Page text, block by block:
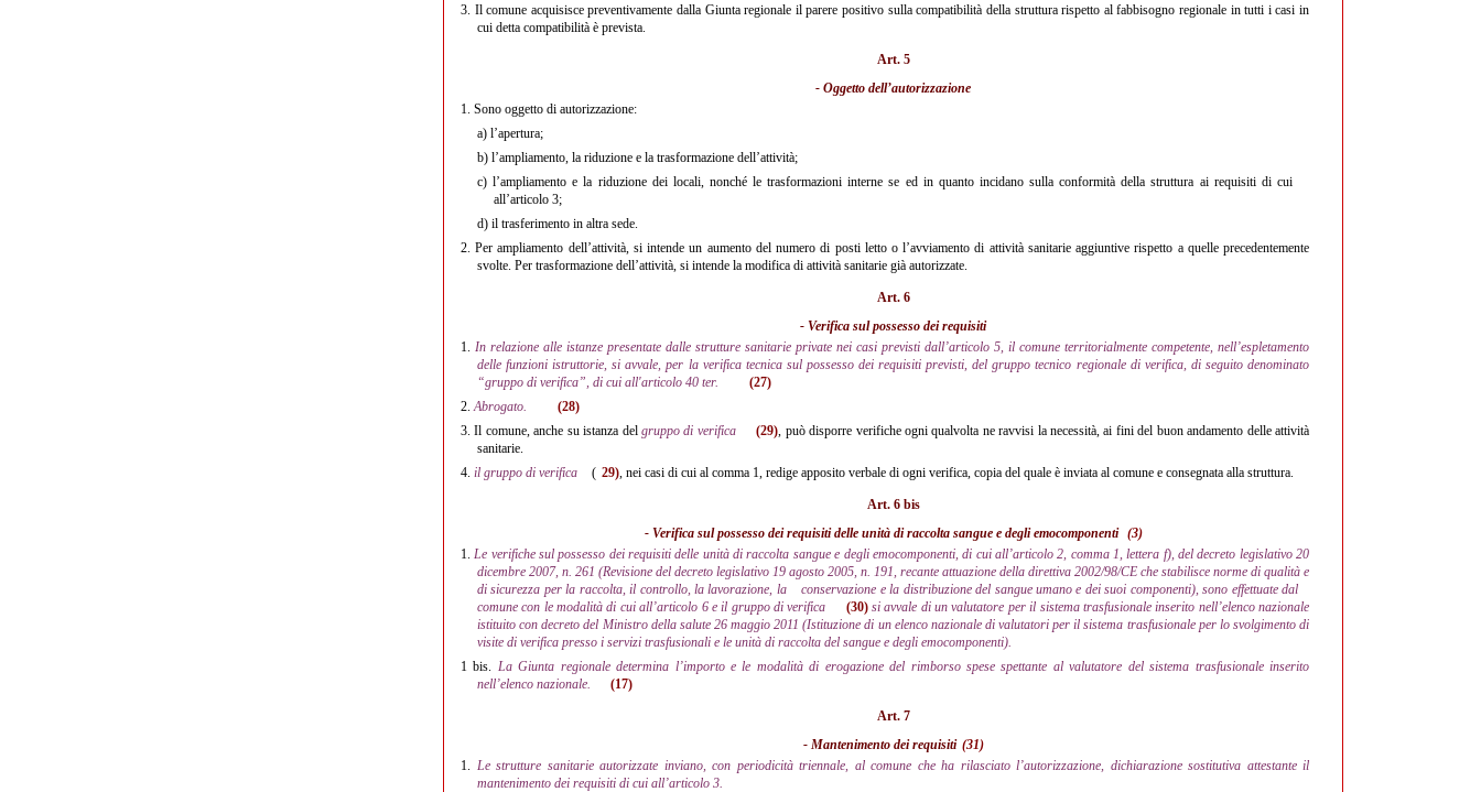
3. Il comune acquisisce preventivamente dalla Giunta regionale il parere positivo sulla compatibilità della struttura rispetto al fabbisogno regionale in tutti i casi in
cui detta compatibilità è prevista.
Art. 5
- Oggetto dell’autorizzazione
1. Sono oggetto di autorizzazione:
a) l’apertura;
b) l’ampliamento, la riduzione e la trasformazione dell’attività;
c) l’ampliamento e la riduzione dei locali, nonché le trasformazioni interne se ed in quanto incidano sulla conformità della struttura ai requisiti di cui
all’articolo 3;
d) il trasferimento in altra sede.
2. Per ampliamento dell’attività, si intende un aumento del numero di posti letto o l’avviamento di attività sanitarie aggiuntive rispetto a quelle precedentemente
svolte. Per trasformazione dell’attività, si intende la modifica di attività sanitarie già autorizzate.
Art. 6
- Verifica sul possesso dei requisiti
1. In relazione alle istanze presentate dalle strutture sanitarie private nei casi previsti dall’articolo 5, il comune territorialmente competente, nell’espletamento
delle funzioni istruttorie, si avvale, per la verifica tecnica sul possesso dei requisiti previsti, del gruppo tecnico regionale di verifica, di seguito denominato
“gruppo di verifica”, di cui all'articolo 40 ter.
(27)
2. Abrogato.
(28)
3. Il comune, anche su istanza del gruppo di verifica (29), può disporre verifiche ogni qualvolta ne ravvisi la necessità, ai fini del buon andamento delle attività
sanitarie.
4. il gruppo di verifica ( 29), nei casi di cui al comma 1, redige apposito verbale di ogni verifica, copia del quale è inviata al comune e consegnata alla struttura.
Art. 6 bis
- Verifica sul possesso dei requisiti delle unità di raccolta sangue e degli emocomponenti (3)
1.Le verifiche sul possesso dei requisiti delle unità di raccolta sangue e degli emocomponenti, di cui all’articolo 2, comma 1, lettera f), del decreto legislativo 20
dicembre 2007, n. 261 (Revisione del decreto legislativo 19 agosto 2005, n. 191, recante attuazione della direttiva 2002/98/CE che stabilisce norme di qualità e
di sicurezza per la raccolta, il controllo, la lavorazione, la
conservazione e la distribuzione del sangue umano e dei suoi componenti), sono effettuate dal
comune con le modalità di cui all’articolo 6 e il gruppo di verifica
(30)si avvale di un valutatore per il sistema trasfusionale inserito nell’elenco nazionale
istituito con decreto del Ministro della salute 26 maggio 2011 (Istituzione di un elenco nazionale di valutatori per il sistema trasfusionale per lo svolgimento di
visite di verifica presso i servizi trasfusionali e le unità di raccolta del sangue e degli emocomponenti).
1 bis. La Giunta regionale determina l’importo e le modalità di erogazione del rimborso spese spettante al valutatore del sistema trasfusionale inserito
nell’elenco nazionale.
(17)
Art. 7
- Mantenimento dei requisiti (31)
1. Le strutture sanitarie autorizzate inviano, con periodicità triennale, al comune che ha rilasciato l’autorizzazione, dichiarazione sostitutiva attestante il
mantenimento dei requisiti di cui all’articolo 3.